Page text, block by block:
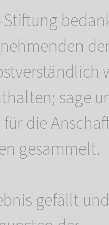
Stiftung
sage
die
gesammelt.
gefällt